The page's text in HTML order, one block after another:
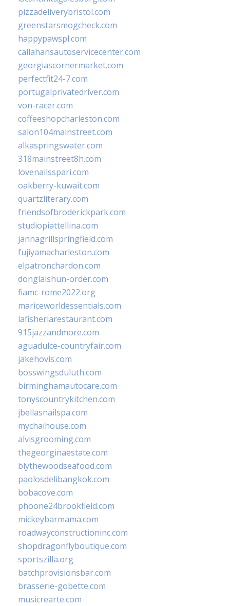
pizzadeliverybristol.com
greenstarsmogcheck.com
happypawspl.com
callahansautoservicecenter.com
georgiascornermarket.com
perfectfit24-7.com
portugalprivatedriver.com
von-racer.com
coffeeshopcharleston.com
salon104mainstreet.com
alkaspringswater.com
318mainstreet8h.com
lovenailsspari.com
oakberry-kuwait.com
quartzliterary.com
friendsofbroderickpark.com
studiopiattellina.com
jannagrillspringfield.com
fujiyamacharleston.com
elpatronchardon.com
donglaishun-order.com
fiamc-rome2022.org
mariceworldessentials.com
lafisheriarestaurant.com
915jazzandmore.com
aguadulce-countryfair.com
jakehovis.com
bosswingsduluth.com
birminghamautocare.com
tonyscountrykitchen.com
jbellasnailspa.com
mychaihouse.com
alvisgrooming.com
thegeorginaestate.com
blythewoodseafood.com
paolosdelibangkok.com
bobacove.com
phoone24brookfield.com
mickeybarmama.com
roadwayconstructioninc.com
shopdragonflyboutique.com
sportszilla.org
batchprovisionsbar.com
brasserie-gobette.com
musicrearte.com